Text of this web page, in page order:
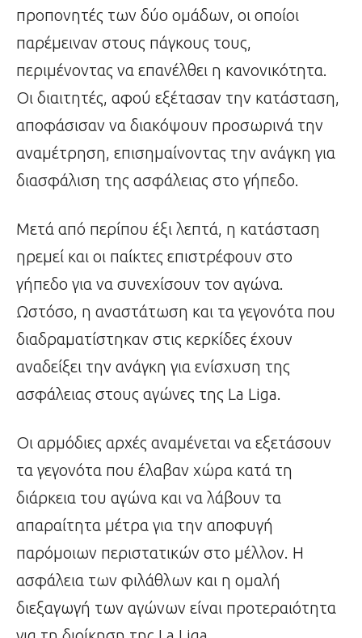
προπονητές των δύο ομάδων, οι οποίοι
παρέμειναν στους πάγκους τους,
περιμένοντας να επανέλθει η κανονικότητα.
Οι διαιτητές, αφού εξέτασαν την κατάσταση,
αποφάσισαν να διακόψουν προσωρινά την
αναμέτρηση, επισημαίνοντας την ανάγκη για
διασφάλιση της ασφάλειας στο γήπεδο.
Μετά από περίπου έξι λεπτά, η κατάσταση
ηρεμεί και οι παίκτες επιστρέφουν στο
γήπεδο για να συνεχίσουν τον αγώνα.
Ωστόσο, η αναστάτωση και τα γεγονότα που
διαδραματίστηκαν στις κερκίδες έχουν
αναδείξει την ανάγκη για ενίσχυση της
ασφάλειας στους αγώνες της La Liga.
Οι αρμόδιες αρχές αναμένεται να εξετάσουν
τα γεγονότα που έλαβαν χώρα κατά τη
διάρκεια του αγώνα και να λάβουν τα
απαραίτητα μέτρα για την αποφυγή
παρόμοιων περιστατικών στο μέλλον. Η
ασφάλεια των φιλάθλων και η ομαλή
διεξαγωγή των αγώνων είναι προτεραιότητα